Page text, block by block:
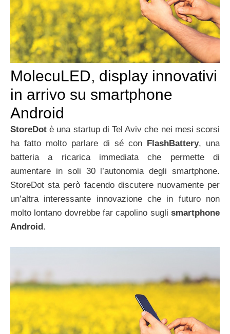
MolecuLED, display innovativi
in arrivo su smartphone
Android
StoreDot è una startup di Tel Aviv che nei mesi scorsi
ha fatto molto parlare di sé con
FlashBattery, una
batteria a ricarica immediata che permette di
aumentare in soli 30 l’autonomia degli smartphone.
StoreDot sta però facendo discutere nuovamente per
un’altra interessante innovazione che in futuro non
molto lontano dovrebbe far capolino sugli smartphone
Android .